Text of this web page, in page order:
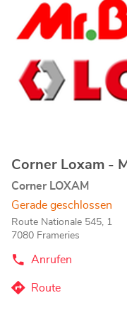
(Liège)-
Store
ENTER-
um
mehr
Geschäft:
Corner Loxam -
Corner LOXAM
Gerade geschlossen
Route Nationale 545, 1
7080 Frameries
Anrufen
der
LoxamRoute
zum